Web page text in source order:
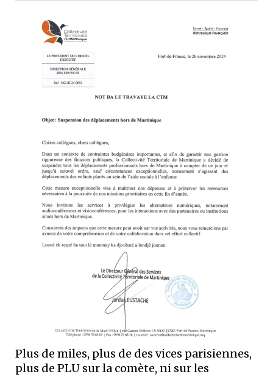
Plus de miles, plus de des vices parisiennes,
plus de PLU sur la comète, ni sur les